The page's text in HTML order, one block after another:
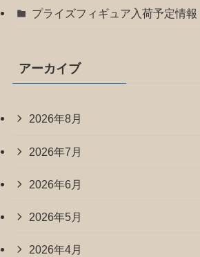
プライズフィギュア入荷予定情報
アーカイブ
2026年8月
2026年7月
2026年6月
2026年5月
2026年4月